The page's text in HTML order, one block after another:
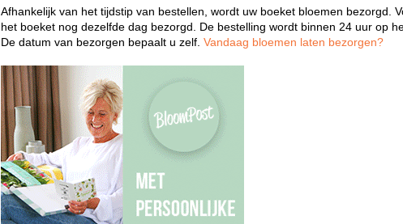
Afhankelijk van het tijdstip van bestellen, wordt uw boeket bloemen bezorgd.
het boeket nog dezelfde dag bezorgd. De bestelling wordt binnen 24 uur op
De datum van bezorgen bepaalt u zelf.Vandaag bloemen laten bezorgen?